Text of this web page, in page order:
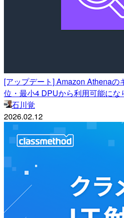
[アップデート] Amazon Athena
位・最小4 DPUから利用可能にな
石川覚
2026.02.12